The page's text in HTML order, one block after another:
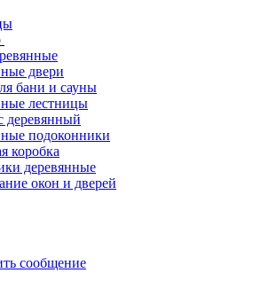
двери
бани и сауны
лестницы
деревянный
подоконники
коробка
деревянные
окон и дверей
сообщение